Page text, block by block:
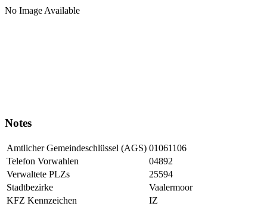
No Image Available
Notes
Amtlicher Gemeindeschlüssel (AGS) 01061106
Telefon Vorwahlen
04892
Verwaltete PLZs
25594
Stadtbezirke
Vaalermoor
KFZ Kennzeichen
IZ